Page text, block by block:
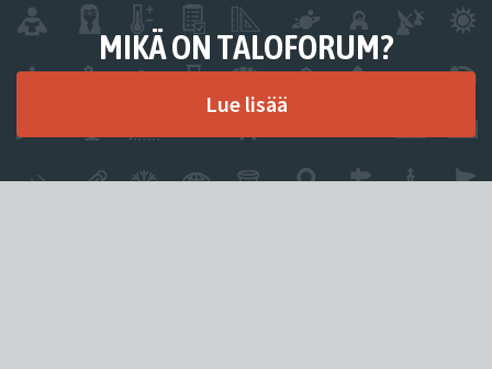
MIKÄ ON TALOFORUM?
Lue lisää